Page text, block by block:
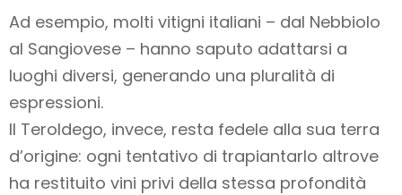
Ad esempio, molti vitigni italiani – dal Nebbiolo
al Sangiovese – hanno saputo adattarsi a
luoghi diversi, generando una pluralità di
espressioni.
Il Teroldego, invece, resta fedele alla sua terra
d’origine: ogni tentativo di trapiantarlo altrove
ha restituito vini privi della stessa profondità